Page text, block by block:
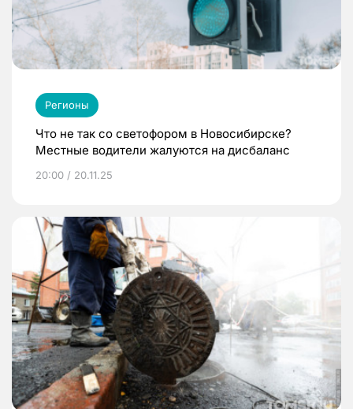
Регионы
Что не так со светофором в Новосибирске?
Местные водители жалуются на дисбаланс
20:00 / 20.11.25